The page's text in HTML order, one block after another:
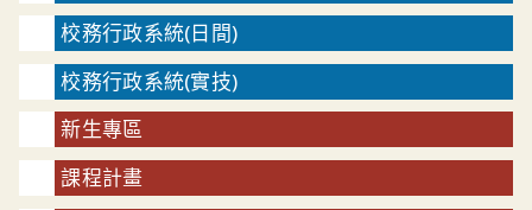
校務行政系統(日間)
校務行政系統(實技)
新生專區
課程計畫